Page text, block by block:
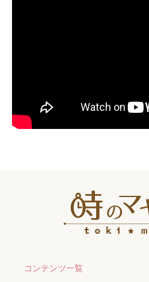
コンテンツ一覧